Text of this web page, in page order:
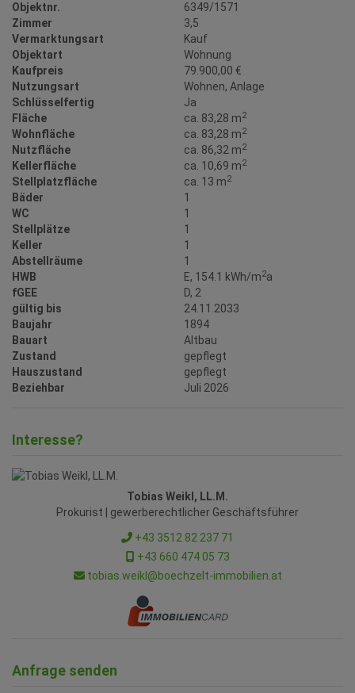
Objektnr.
6349/1571
Zimmer
3,5
Vermarktungsart
Kauf
Objektart
Wohnung
Kaufpreis
79.900,00 €
Nutzungsart
Wohnen Anlage
Schlüsselfertig
Ja
Fläche
ca. 83,28 m2
Wohnfläche ca. 83,28 m2
Nutzfläche ca. 86,32 m2
Kellerfläche ca. 10,69 m2
Stellplatzfläche ca. 13 m2
Bäder
1
WC
1
Stellplätze
1
Keller
1
Abstellräume
1
HWB
E, 154.1 kWh/m2a
fGEE
D, 2
gültig bis
24.11.2033
Baujahr
1894
Bauart
Altbau
Zustand
gepflegt
Hauszustand
gepflegt
Beziehbar
Juli 2026
Interesse?
Tobias Weikl, LL.M.
Prokurist | gewerberechtlicher Geschäftsführer
+43 3512 82 237 71
+43 660 474 05 73
tobias.weikl@boechzelt-immobilien.at
Anfrage senden